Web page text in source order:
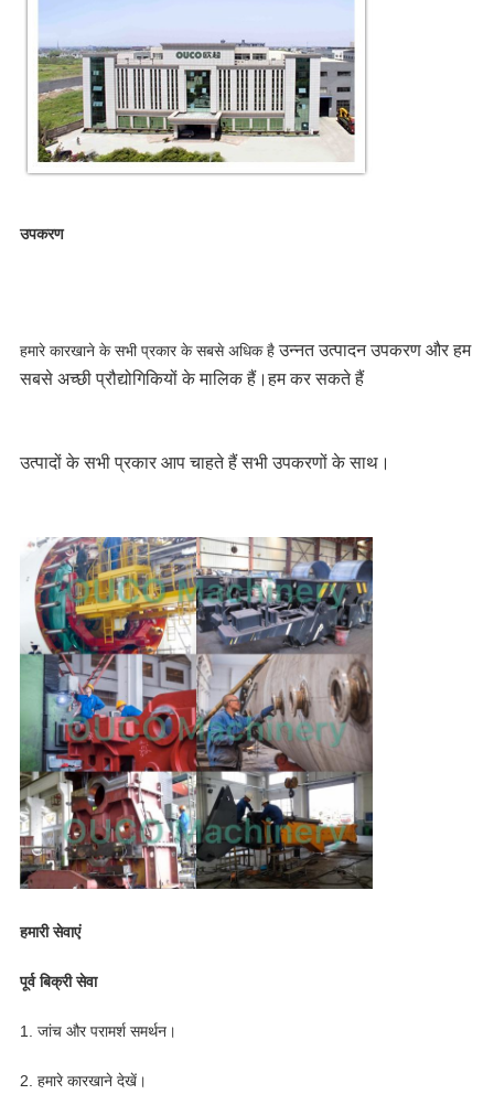
उपकरण
हमारे कारखाने के सभी प्रकार के सबसे अधिक है
उन्नत उत्पादन उपकरण और हम
सबसे अच्छी प्रौद्योगिकियों के मालिक हैं।हम कर सकते हैं
उत्पादों के सभी प्रकार आप चाहते हैं सभी उपकरणों के साथ।
हमारी सेवाएं
पूर्व बिक्री सेवा
1. जांच और परामर्श समर्थन।
2. हमारे कारखाने देखें।